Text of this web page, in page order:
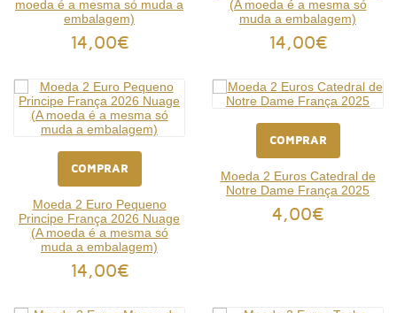
moeda é a mesma só muda a
embalagem)
14,00€
(A moeda é a mesma só
muda a embalagem)
14,00€
COMPRAR
Moeda 2 Euro Pequeno
Principe França 2026 Nuage
(A moeda é a mesma só
muda a embalagem)
14,00€
COMPRAR
Moeda 2 Euros Catedral de
Notre Dame França 2025
4,00€